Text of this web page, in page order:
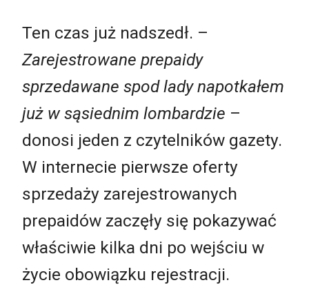
Ten czas już nadszedł. –
Zarejestrowane prepaidy
sprzedawane spod lady napotkałem
już w sąsiednim lombardzie –
donosi jeden z czytelników gazety.
W internecie pierwsze oferty
sprzedaży zarejestrowanych
prepaidów zaczęły się pokazywać
właściwie kilka dni po wejściu w
życie obowiązku rejestracji.